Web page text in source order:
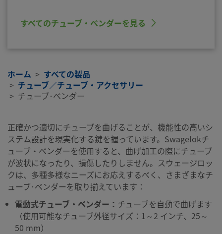
すべてのチューブ・ベンダーを見る
ホーム
すべての製品
チューブ／チューブ・アクセサリー
チューブ･ベンダー
正確かつ適切にチューブを曲げることが、機能性の高いシ
ステム設計を現実化する鍵を握っています。Swagelokチ
ューブ・ベンダーを使用すると、曲げ加工の際にチューブ
が波状になったり、損傷したりしません。スウェージロッ
クは、多種多様なニーズにお応えするべく、さまざまなチ
ューブ･ベンダーを取り揃えています：
電動式チューブ・ベンダー： チューブを自動で曲げます
（使用可能なチューブ外径サイズ：1～2 インチ、25～
50 mm）